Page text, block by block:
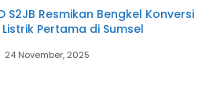
S2JB Resmikan Bengkel Konversi
Pertama di Sumsel
24 November, 2025